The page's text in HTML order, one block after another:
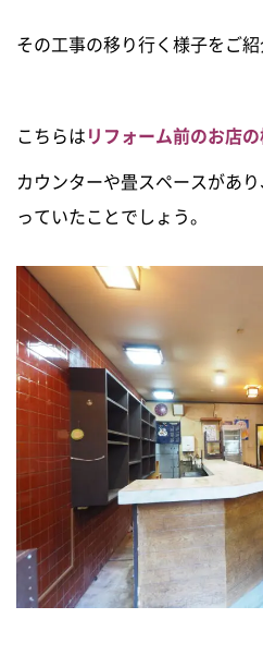
リフォー
その工事の移り行く様子をご紹
こちらはリフォーム前のお店
カウンターや畳スペースがあ
っていたことでしょう。